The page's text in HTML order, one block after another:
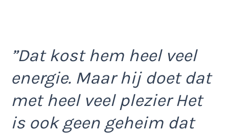
”Dat kost hem heel veel
energie. Maar hij doet dat
met heel veel plezier Het
is ook geen geheim dat